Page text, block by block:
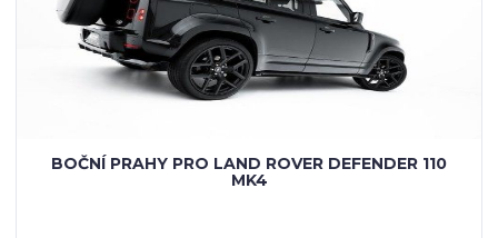
BOČNÍ PRAHY PRO LAND ROVER DEFENDER 110
MK4